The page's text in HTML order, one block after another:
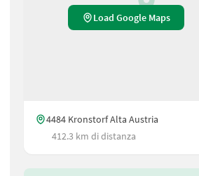
Load Google Maps
4484 Kronstorf Alta Austria
412.3 km di distanza